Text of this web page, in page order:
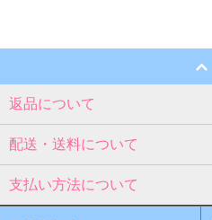
返品について
配送・送料について
支払い方法について